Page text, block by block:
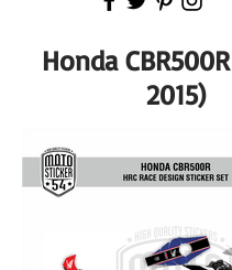
Honda CBR500R
2015)